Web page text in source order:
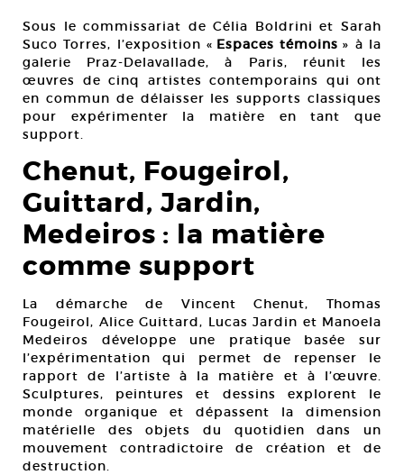
Sous le commissariat de Célia Boldrini et Sarah
Suco Torres, l’exposition « Espaces témoins » à la
galerie Praz-Delavallade, à Paris, réunit les
œuvres de cinq artistes contemporains qui ont
en commun de délaisser les supports classiques
pour expérimenter la matière en tant que
support.
Chenut, Fougeirol,
Guittard, Jardin,
Medeiros : la matière
comme support
La démarche de Vincent Chenut, Thomas
Fougeirol, Alice Guittard, Lucas Jardin et Manoela
Medeiros développe une pratique basée sur
l’expérimentation qui permet de repenser le
rapport de l’artiste à la matière et à l’œuvre.
Sculptures, peintures et dessins explorent le
monde organique et dépassent la dimension
matérielle des objets du quotidien dans un
mouvement contradictoire de création et de
destruction.